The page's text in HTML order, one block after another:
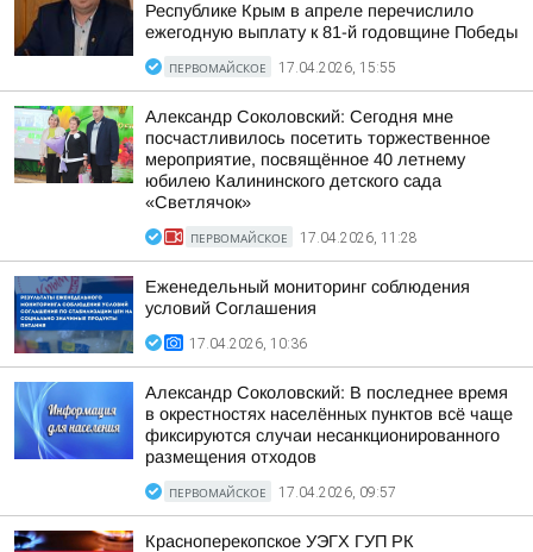
Республике Крым в апреле перечислило
ежегодную выплату к 81-й годовщине Победы
ПЕРВОМАЙСКОЕ 17.04.2026, 15:55
Александр Соколовский: Сегодня мне
посчастливилось посетить торжественное
мероприятие, посвящённое 40 летнему
юбилею Калининского детского сада
«Светлячок»
ПЕРВОМАЙСКОЕ 17.04.2026, 11:28
Еженедельный мониторинг соблюдения
условий Соглашения
17.04.2026, 10:36
Александр Соколовский: В последнее время
в окрестностях населённых пунктов всё чаще
фиксируются случаи несанкционированного
размещения отходов
ПЕРВОМАЙСКОЕ 17.04.2026, 09:57
Красноперекопское УЭГХ ГУП РК